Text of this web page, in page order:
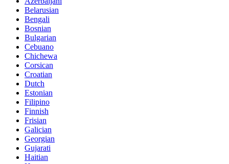
Belarusian
Bengali
Bosnian
Bulgarian
Cebuano
Chichewa
Corsican
Croatian
Dutch
Estonian
Filipino
Finnish
Frisian
Galician
Georgian
Gujarati
Haitian